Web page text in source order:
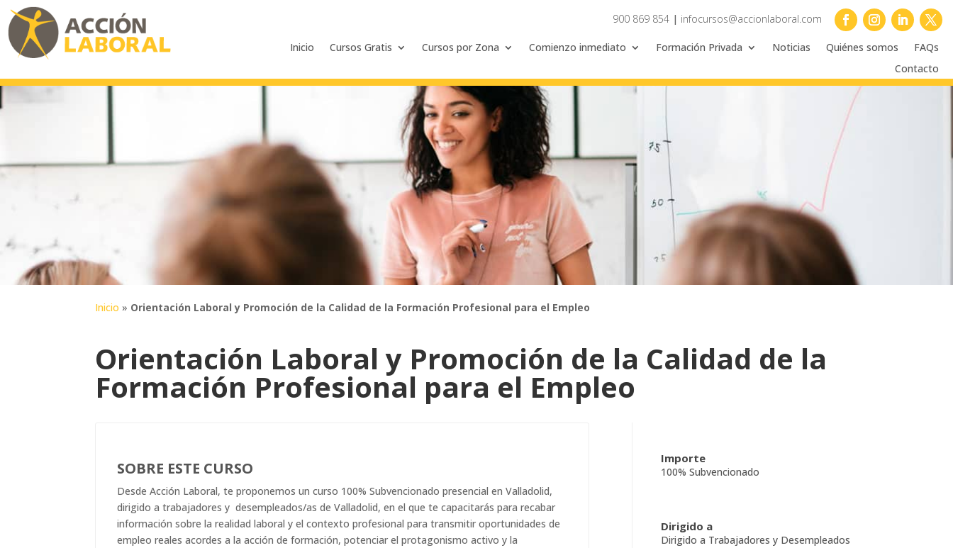
900 869 854 | infocursos@accionlaboral.com
Inicio Cursos Gratis Cursos por Zona Comienzo inmediato Formación Privada Noticias Quiénes somos
FAQs
Contacto
Inicio » Orientación Laboral y Promoción de la Calidad de la Formación Profesional para el Empleo
Orientación Laboral y Promoción de la Calidad de la
Formación Profesional para el Empleo
SOBRE ESTE CURSO
Desde Acción Laboral, te proponemos un curso 100% Subvencionado presencial en Valladolid,
dirigido a trabajadores y desempleados/as de Valladolid, en el que te capacitarás para recabar
información sobre la realidad laboral y el contexto profesional para transmitir oportunidades de
empleo reales acordes a la acción de formación, potenciar el protagonismo activo y la
Importe
100% Subvencionado
Dirigido a
Dirigido a Trabajadores y Desempleados